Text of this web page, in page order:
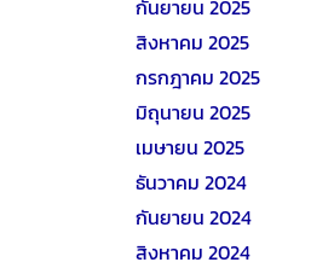
กันยายน 2025
สิงหาคม 2025
กรกฎาคม 2025
มิถุนายน 2025
เมษายน 2025
ธันวาคม 2024
กันยายน 2024
สิงหาคม 2024